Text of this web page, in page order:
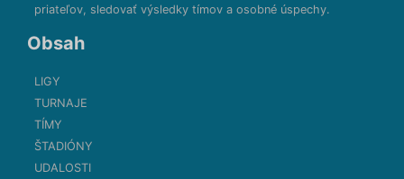
priateľov, sledovať výsledky tímov a osobné úspechy.
Obsah
LIGY
TURNAJE
TÍMY
ŠTADIÓNY
UDALOSTI